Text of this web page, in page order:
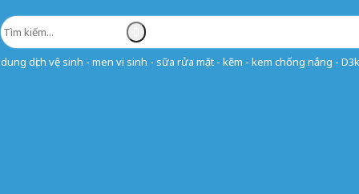
dung dịch vệ sinh - men vi sinh - sữa rửa mặt - kẽm - kem chống nắng -